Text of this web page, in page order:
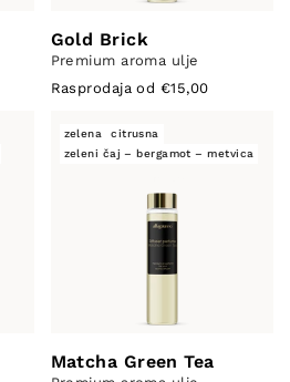
Gold Brick
Premium aroma ulje
Rasprodaja od €15,00
zelena
citrusna
zeleni čaj – bergamot – metvica
Matcha Green Tea